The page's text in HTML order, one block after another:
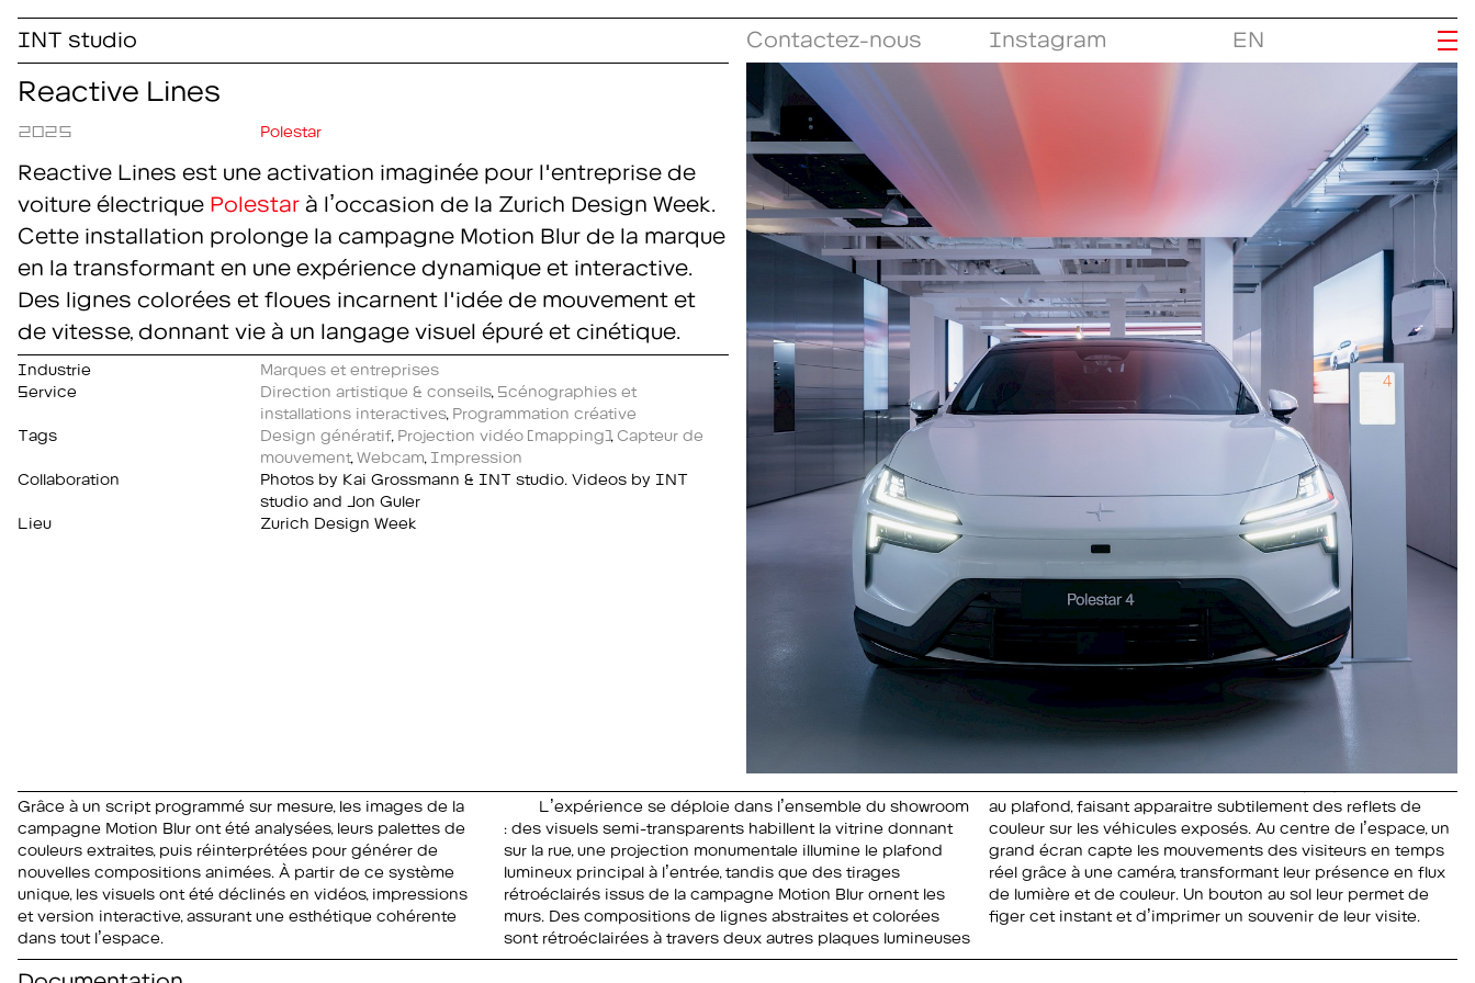
INT studio Contactez-nous Instagram EN
Reactive Lines
2025 Polestar
Reactive Lines est une activation imaginée pour l'entreprise de
voiture électrique Polestar à l’occasion de la Zurich Design Week.
Cette installation prolonge la campagne Motion Blurde la marque
en la transformant en une expérience dynamique et interactive.
Des lignes colorées et floues incarnent l'idée de mouvement et
de vitesse, donnant vie à un langage visuel épuré et cinétique.
Industrie
Marques et entreprises
Service
Direction artistique & conseils Scénographies et
installations interactives Programmation créative
Tags
Design génératif Projection vidéo (mapping) Capteur de
mouvement ,Webcam Impression
Collaboration
Photos by Kai Grossmann & INT studio. Videos by INT
studio and Jon Guler
Lieu
Zurich Design Week
Grâce à un script programmé sur mesure, les images de la
campagne Motion Blur ont été analysées, leurs palettes de
couleurs extraites, puis réinterprétées pour générer de
nouvelles compositions animées. À partir de ce système
unique, les visuels ont été déclinés en vidéos, impressions
et version interactive, assurant une esthétique cohérente
dans tout l’espace.
L’expérience se déploie dans l’ensemble du showroom
: des visuels semi-transparents habillent la vitrine donnant
sur la rue, une projection monumentale illumine le plafond
lumineux principal à l’entrée, tandis que des tirages
rétroéclairés issus de la campagne Motion Blurornent les
murs. Des compositions de lignes abstraites et colorées
sont rétroéclairées à travers deux autres plaques lumineuses
au plafond, faisant apparaitre subtilement des reflets de
couleur sur les véhicules exposés. Au centre de l’espace, un
grand écran capte les mouvements des visiteurs en temps
réel grâce à une caméra, transformant leur présence en flux
de lumière et de couleur. Un bouton au sol leur permet de
figer cet instant et d’imprimer un souvenir de leur visite.
Documentation